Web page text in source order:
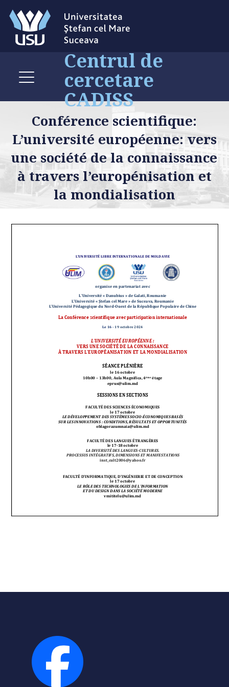
Centrul de
cercetare
CADISS
Conférence scientifique:
L’université européenne: vers
une société de la connaissance
à travers l’europénisation et
la mondialisation